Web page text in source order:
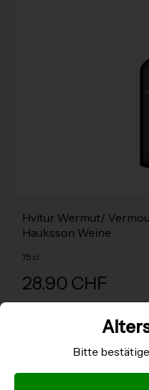
Bitte
Hvítur Wermut/
Hauksson Weine
75 cl
28.90 CHF